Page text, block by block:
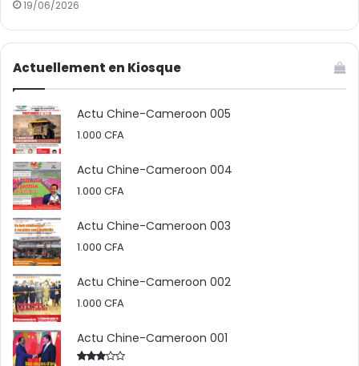
19/06/2026
Actuellement en Kiosque
Actu Chine-Cameroon 005
1.000 CFA
Actu Chine-Cameroon 004
1.000 CFA
Actu Chine-Cameroon 003
1.000 CFA
Actu Chine-Cameroon 002
1.000 CFA
Actu Chine-Cameroon 001